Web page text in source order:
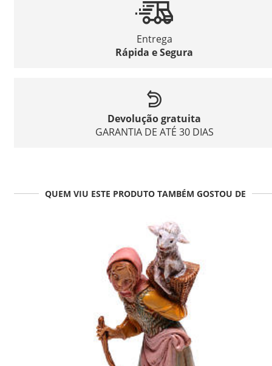
Entrega
Rápida e Segura
Devolução gratuita
GARANTIA DE ATÉ 30 DIAS
QUEM VIU ESTE PRODUTO TAMBÉM GOSTOU DE